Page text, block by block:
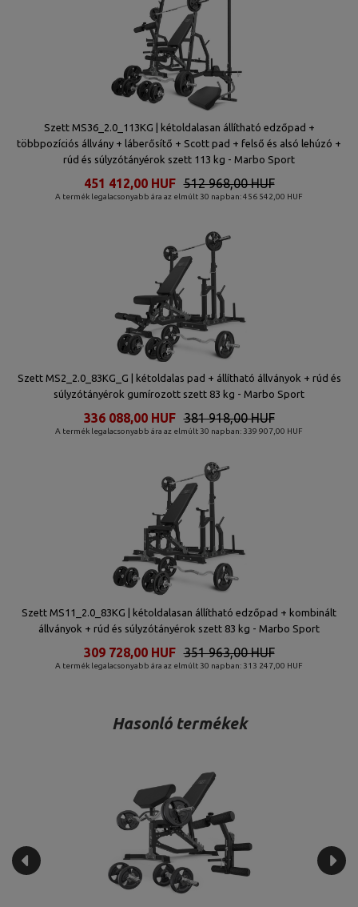
Szett MS36_2.0_113KG | kétoldalasan állítható edzőpad +
többpozíciós állvány + láberősítő + Scott pad + felső és alsó lehúzó +
rúd és súlyzótányérok szett 113 kg - Marbo Sport
A termék legalacsonyabb ára az elmúlt 30 napban: 456 542,00 HUF
512 968,00 HUF
451 412,00 HUF
Szett MS2_2.0_83KG_G | kétoldalas pad + állítható állványok + rúd és
súlyzótányérok gumírozott szett 83 kg - Marbo Sport
A termék legalacsonyabb ára az elmúlt 30 napban: 339 907,00 HUF
381 918,00 HUF
336 088,00 HUF
Szett MS11_2.0_83KG | kétoldalasan állítható edzőpad + kombinált
állványok + rúd és súlyzótányérok szett 83 kg - Marbo Sport
A termék legalacsonyabb ára az elmúlt 30 napban: 313 247,00 HUF
351 963,00 HUF
309 728,00 HUF
Hasonló termékek